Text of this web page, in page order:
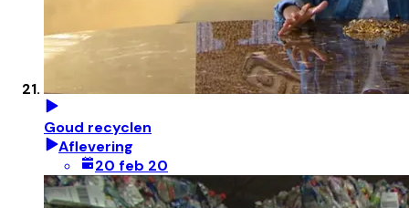
Goud recyclen
Aflevering
20 feb 20